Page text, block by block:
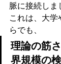
脈に接続しま
これは、大
らでも、
理論の筋
界規模の